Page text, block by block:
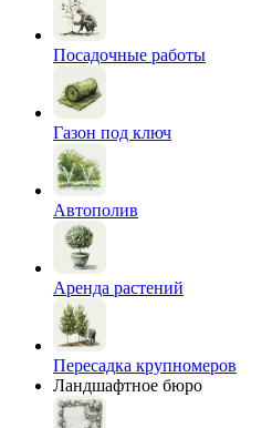
Посадочные работы
Газон под ключ
Автополив
Аренда растений
Пересадка крупномеров
Ландшафтное бюро